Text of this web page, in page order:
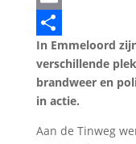
Email
Delen
In Emmeloord
verschillende
brandweer en
in actie.
Aan de Tinweg